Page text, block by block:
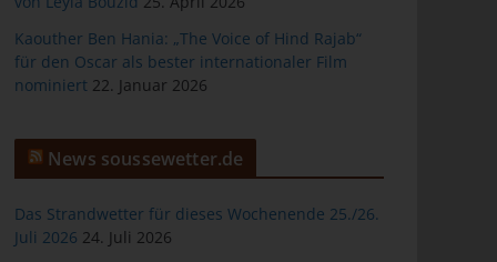
Kaouther Ben Hania: „The Voice of Hind Rajab“
für den Oscar als bester internationaler Film
nominiert 22. Januar 2026
News soussewetter.de
Das Strandwetter für dieses Wochenende 25./26.
Juli 2026 24. Juli 2026